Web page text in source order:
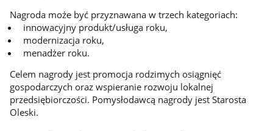
Nagroda może być przyznawana w trzech kategoriach:
innowacyjny produkt/usługa roku,
modernizacja roku,
menadżer roku.
Celem nagrody jest promocja rodzimych osiągnięć
gospodarczych oraz wspieranie rozwoju lokalnej
przedsiębiorczości. Pomysłodawcą nagrody jest Starosta
Oleski.